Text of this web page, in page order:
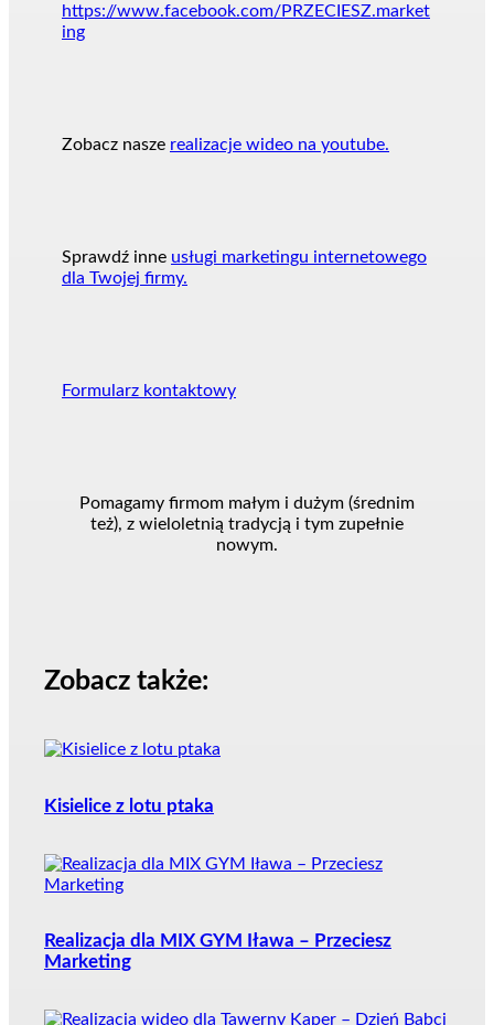
https://www.facebook.com/PRZECIESZ.market
ing
Zobacz nasze realizacje wideo na youtube.
Sprawdź inne usługi marketingu internetowego
dla Twojej firmy.
Formularz kontaktowy
Pomagamy firmom małym i dużym (średnim
też), z wieloletnią tradycją i tym zupełnie
nowym.
Zobacz także:
Kisielice z lotu ptaka
Realizacja dla MIX GYM Iława – Przeciesz
Marketing